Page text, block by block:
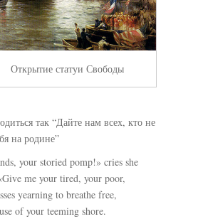
Открытие статуи Свободы
так “Дайте нам всех, кто не
на родине”
your storied pomp!» cries she
me your tired, your poor,
yearning to breathe free,
of your teeming shore.